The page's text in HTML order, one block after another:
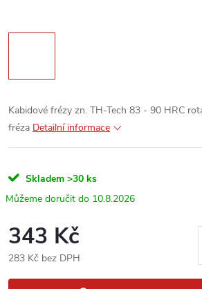
Kabidové frézy zn. TH-Tech 83 - 90 HRC
fréza Detailní informace
Skladem >30 ks
10.8.2026
343 Kč
283 Kč bez DPH